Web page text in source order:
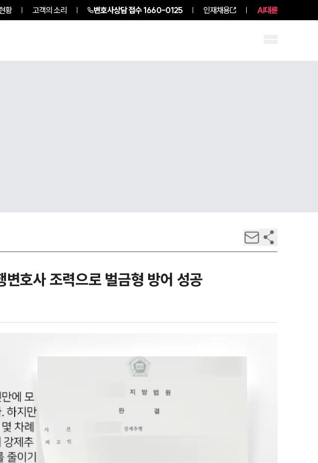
황 고객의 소리 변호사상담 접수1660-0125 인재채용 AI대륜
호사 조력으로 벌금형 방어 성공